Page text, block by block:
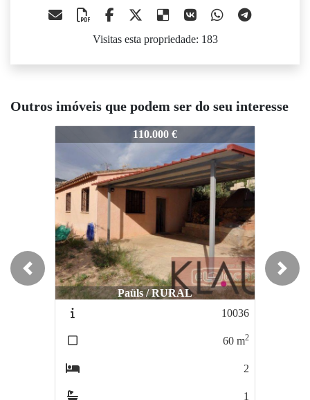
Visitas esta propriedade: 183
Outros imóveis que podem ser do seu interesse
110.000 €
Paüls / RURAL
10036
60 m2
2
1
10142A 116.900 €
Alcanar playa / SERRAMAR
Previous Next